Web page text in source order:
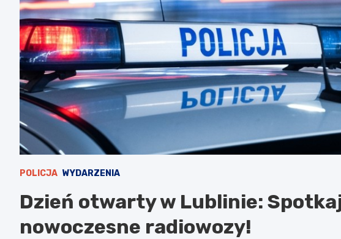
POLICJA WYDARZENIA
Dzień otwarty w Lublinie:
nowoczesne radiowozy!